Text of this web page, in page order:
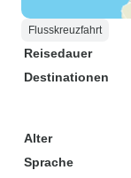
Flusskreuzfahrt
Reisedauer
Destinationen
Alter
Sprache